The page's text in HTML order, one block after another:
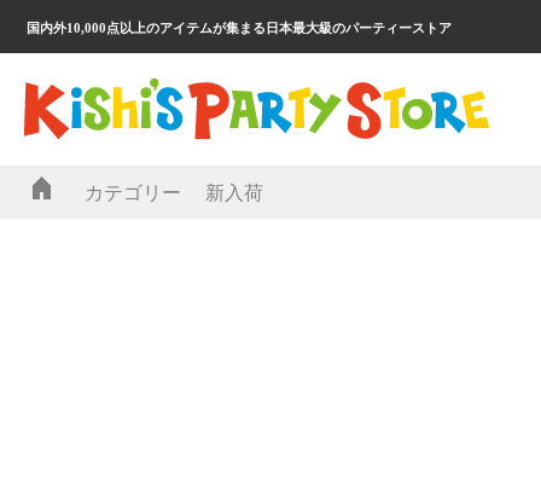
国内外10,000点以上のアイテムが集まる日本最大級のパーティーストア
カテゴリー 新入荷